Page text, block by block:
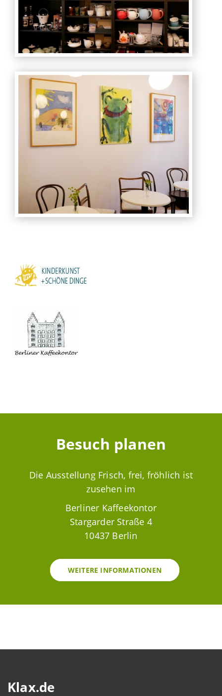
Besuch planen
Die Ausstellung Frisch, frei, fröhlich ist
zusehen im
Berliner Kaffeekontor
Stargarder Straße 4
10437 Berlin
WEITERE INFORMATIONEN
Klax.de